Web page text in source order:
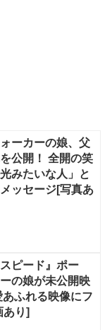
ーカーの娘、父
公開！ 全開の笑
みたいな人」と
ッセージ[写真あ
ピード』ポー
の娘が未公開映
ふれる映像にフ
あり]